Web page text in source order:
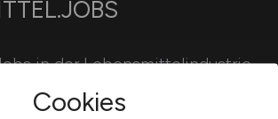
in der Lebensmittelindustrie
Cookies